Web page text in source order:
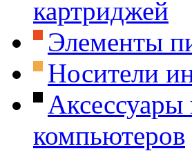
картриджей
Элементы
Носители
Аксессуары
компьютеров